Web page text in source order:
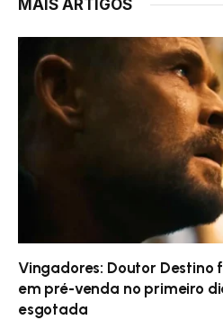
MAIS ARTIGOS
Vingadores: Doutor Destino
em pré-venda no primeiro
esgotada